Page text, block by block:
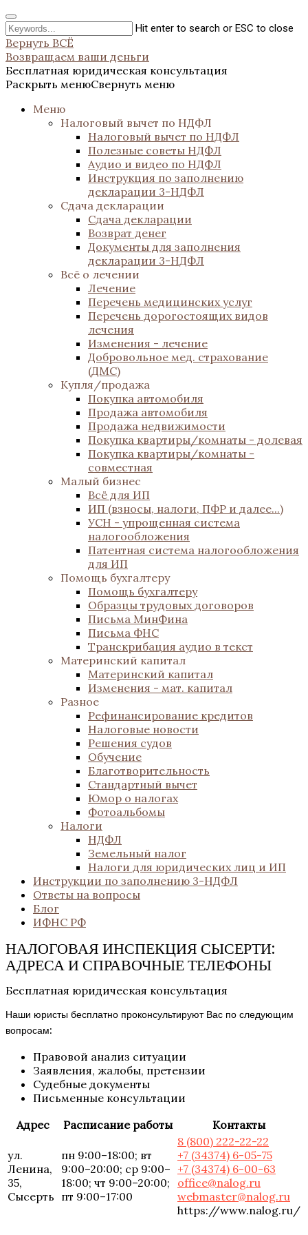
Hit enter to search or ESC to close
Вернуть ВСЁ
Возвращаем ваши деньги
Бесплатная юридическая консультация
Раскрыть менюСвернуть меню
Меню
Налоговый вычет по НДФЛ
Налоговый вычет по НДФЛ
Полезные советы НДФЛ
Аудио и видео по НДФЛ
Инструкция по заполнению
декларации 3-НДФЛ
Сдача декларации
Сдача декларации
Возврат денег
Документы для заполнения
декларации 3-НДФЛ
Всё о лечении
Лечение
Перечень медицинских услуг
Перечень дорогостоящих видов
лечения
Изменения - лечение
Добровольное мед. страхование
(ДМС)
Купля/продажа
Покупка автомобиля
Продажа автомобиля
Продажа недвижимости
Покупка квартиры/комнаты - долевая
Покупка квартиры/комнаты -
совместная
Малый бизнес
Всё для ИП
ИП (взносы, налоги, ПФР и далее...)
УСН - упрощенная система
налогообложения
Патентная система налогообложения
для ИП
Помощь бухгалтеру
Помощь бухгалтеру
Образцы трудовых договоров
Письма МинФина
Письма ФНС
Транскрибация аудио в текст
Материнский капитал
Материнский капитал
Изменения - мат. капитал
Разное
Рефинансирование кредитов
Налоговые новости
Решения судов
Обучение
Благотворительность
Стандартный вычет
Юмор о налогах
Фотоальбомы
Налоги
НДФЛ
Земельный налог
Налоги для юридических лиц и ИП
Инструкции по заполнению 3-НДФЛ
Ответы на вопросы
Блог
ИФНС РФ
НАЛОГОВАЯ ИНСПЕКЦИЯ СЫСЕРТИ:
АДРЕСА И СПРАВОЧНЫЕ ТЕЛЕФОНЫ
Бесплатная юридическая консультация
Наши юристы бесплатно проконсультируют Вас по следующим
вопросам:
Правовой анализ ситуации
Заявления, жалобы, претензии
Судебные документы
Письменные консультации
Адрес
Расписание работы Контакты
ул.
Ленина,
35,
Сысерть
пн 9:00–18:00; вт
9:00–20:00; ср 9:00–
18:00; чт 9:00–20:00;
пт 9:00–17:00
8 (800) 222-22-22
+7 (34374) 6-05-75
+7 (34374) 6-00-63
office@nalog.ru
webmaster@nalog.ru
https://www.nalog.ru/